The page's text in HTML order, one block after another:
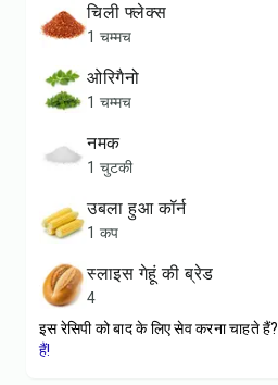
चिली फ्लेक्स
1 चम्मच
ओरिगैनो
1 चम्मच
नमक
1 चुटकी
उबला हुआ कॉर्न
1 कप
स्लाइस गेहूं की ब्रेड
4
इस रेसिपी को बाद के लिए सेव करना चाहते हैं?
हैं!